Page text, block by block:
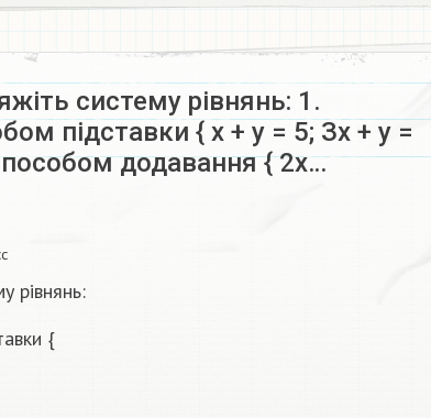
систему рівнянь: 1.
підставки { х + у = 5; Зх + у =
додавання { 2х…
рівнянь:
{